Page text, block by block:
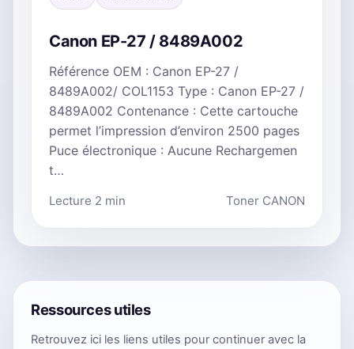
Canon EP-27 / 8489A002
Référence OEM : Canon EP-27 /
8489A002/ COL1153 Type : Canon EP-27 /
8489A002 Contenance : Cette cartouche
permet l’impression d’environ 2500 pages
Puce électronique : Aucune Rechargemen
t…
Lecture 2 min Toner CANON
Ressources utiles
Retrouvez ici les liens utiles pour continuer avec la